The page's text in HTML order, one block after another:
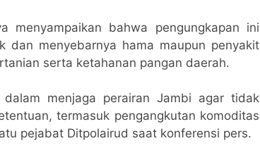
menyampaikan bahwa pengungkapan ini
dan menyebarnya hama maupun penyakit
serta ketahanan pangan daerah.
menjaga perairan Jambi agar tidak
termasuk pengangkutan komoditas
pejabat Ditpolairud saat konferensi pers.